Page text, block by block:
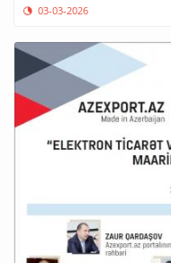
03-03-2026